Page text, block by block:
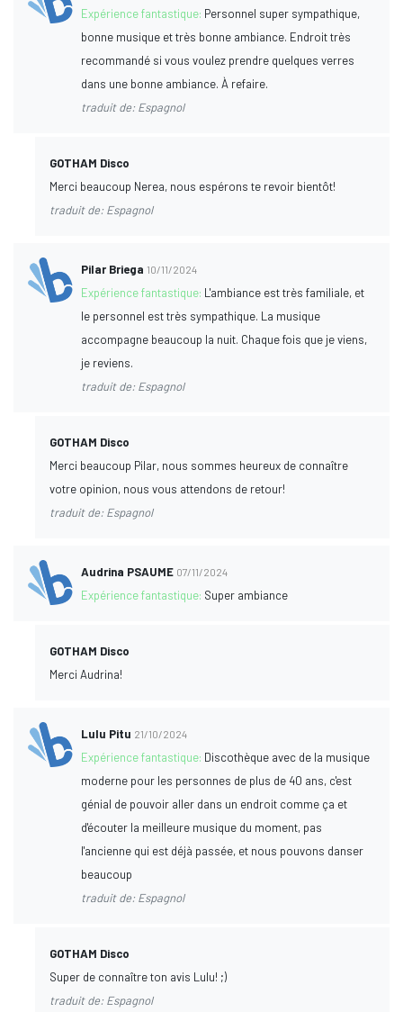
Expérience fantastique: Personnel super sympathique,
bonne musique et très bonne ambiance. Endroit très
recommandé si vous voulez prendre quelques verres
dans une bonne ambiance. À refaire.
traduit de: Espagnol
GOTHAM Disco
Merci beaucoup Nerea, nous espérons te revoir bientôt!
traduit de: Espagnol
Pilar Briega 10/11/2024
Expérience fantastique: L'ambiance est très familiale, et
le personnel est très sympathique. La musique
accompagne beaucoup la nuit. Chaque fois que je viens,
je reviens.
traduit de: Espagnol
GOTHAM Disco
Merci beaucoup Pilar, nous sommes heureux de connaître
votre opinion, nous vous attendons de retour!
traduit de: Espagnol
Audrina PSAUME 07/11/2024
Expérience fantastique: Super ambiance
GOTHAM Disco
Merci Audrina!
Lulu Pitu 21/10/2024
Expérience fantastique: Discothèque avec de la musique
moderne pour les personnes de plus de 40 ans, c'est
génial de pouvoir aller dans un endroit comme ça et
d'écouter la meilleure musique du moment, pas
l'ancienne qui est déjà passée, et nous pouvons danser
beaucoup
traduit de: Espagnol
GOTHAM Disco
Super de connaître ton avis Lulu! ;)
traduit de: Espagnol